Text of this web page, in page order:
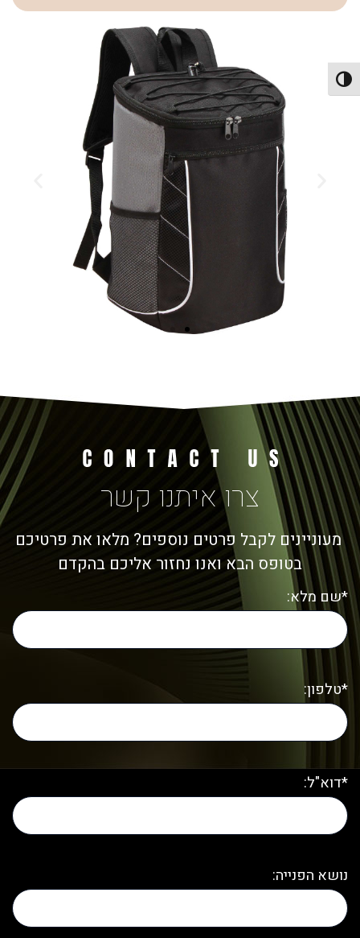
הפעל/כבה ניגודיות גבוהה
צרו איתנו קשר
מעוניינים לקבל פרטים נוספים? מלאו את פרטיכם
בטופס הבא ואנו נחזור אליכם בהקדם
*שם מלא:
*טלפון:
*דוא"ל:
נושא הפנייה: